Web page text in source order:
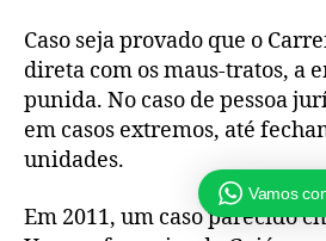
Caso seja provado que o
direta com os maus-tratos, a
punida. No caso de pessoa
em casos extremos, até
unidades.
Em 2011, um caso parecido
Vamos